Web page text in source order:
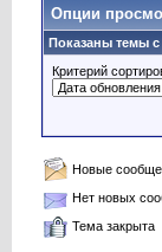
Опции
Показаны темы с
Критерий
Новые
Нет новых
Тема закрыта